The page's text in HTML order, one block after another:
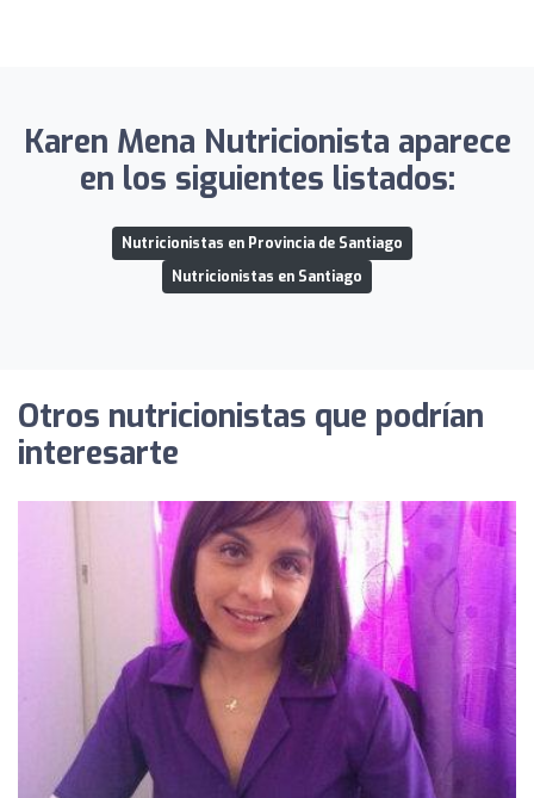
Karen Mena Nutricionista aparece
en los siguientes listados:
Nutricionistas en Provincia de Santiago
Nutricionistas en Santiago
Otros nutricionistas que podrían
interesarte